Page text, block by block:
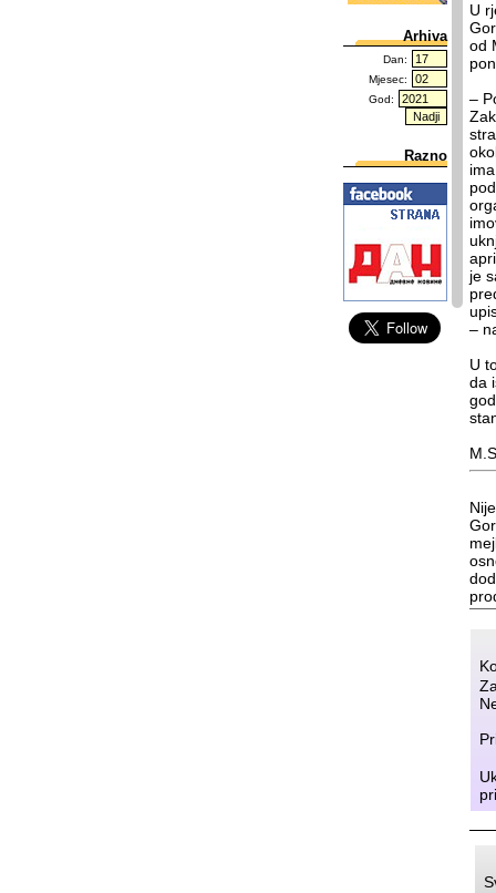
Arhiva
Dan:
Mjesec:
God:
Razno
U
od
–
je
–
U
da
M.S.